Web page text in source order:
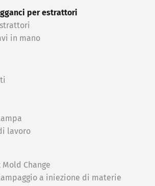
per estrattori
in ​​mano
lavoro
Change
a iniezione di materie